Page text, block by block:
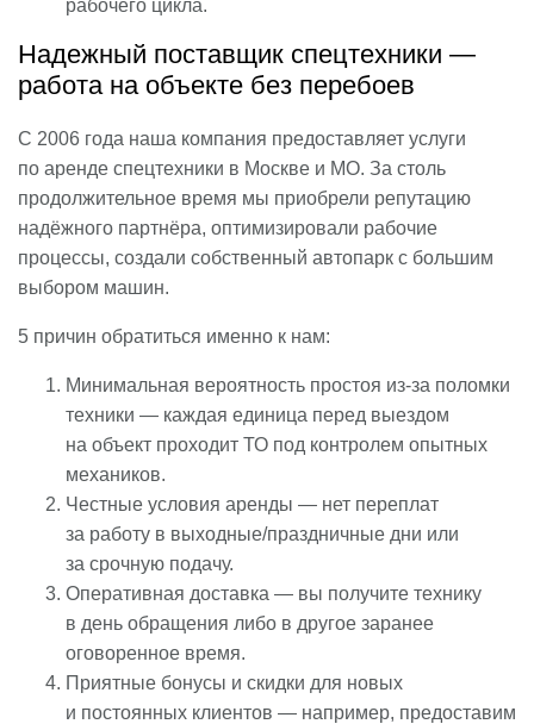
рабочего цикла.
Надежный поставщик спецтехники —
работа на объекте без перебоев
С 2006 года наша компания предоставляет услуги
по аренде спецтехники в Москве и МО. За столь
продолжительное время мы приобрели репутацию
надёжного партнёра, оптимизировали рабочие
процессы, создали собственный автопарк с большим
выбором машин.
5 причин обратиться именно к нам:
Минимальная вероятность простоя из-за поломки
техники — каждая единица перед выездом
на объект проходит ТО под контролем опытных
механиков.
Честные условия аренды — нет переплат
за работу в выходные/праздничные дни или
за срочную подачу.
Оперативная доставка — вы получите технику
в день обращения либо в другое заранее
оговоренное время.
Приятные бонусы и скидки для новых
и постоянных клиентов — например, предоставим